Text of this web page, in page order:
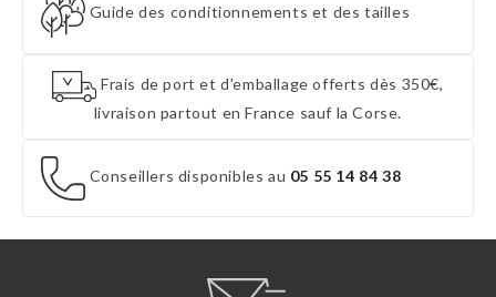
Guide des conditionnements et des tailles
Frais de port et d'emballage offerts dès 350€,
livraison partout en France sauf la Corse.
Conseillers disponibles au 05 55 14 84 38